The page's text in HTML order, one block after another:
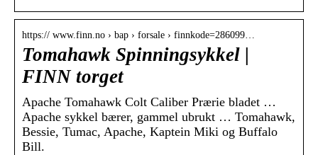
https:// www.finn.no › bap › forsale › finnkode=286099…
Tomahawk Spinningsykkel |
FINN torget
Apache Tomahawk Colt Caliber Prærie bladet …
Apache sykkel bærer, gammel ubrukt … Tomahawk,
Bessie, Tumac, Apache, Kaptein Miki og Buffalo
Bill.